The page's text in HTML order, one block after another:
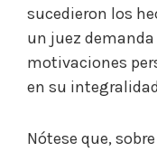
sucedieron los
un juez
motivaciones
en su
Nótese que,